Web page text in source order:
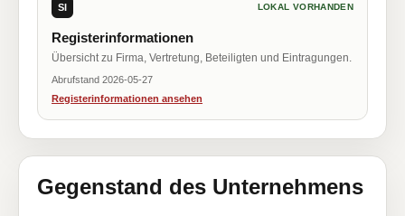
SI LOKAL VORHANDEN
Registerinformationen
Übersicht zu Firma, Vertretung, Beteiligten und Eintragungen.
Abrufstand 2026-05-27
Registerinformationen ansehen
Gegenstand des Unternehmens